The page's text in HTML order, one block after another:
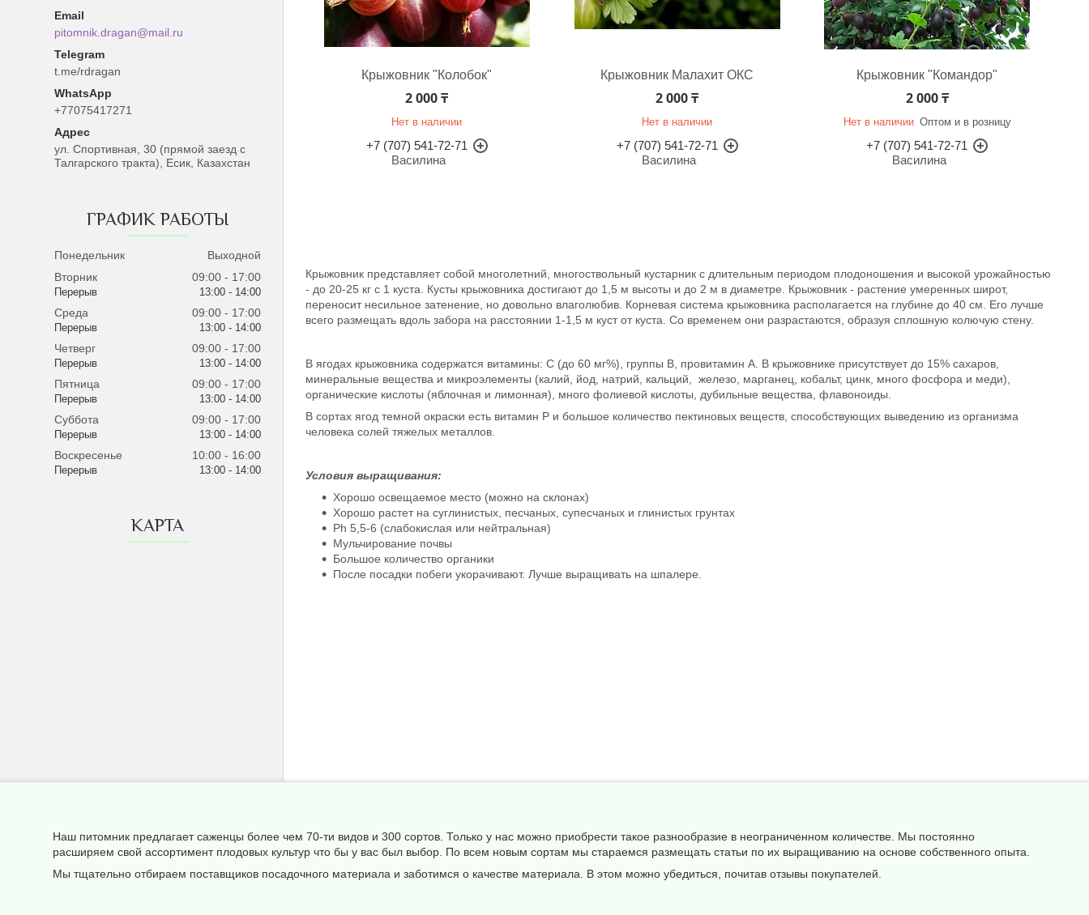
pitomnik.dragan@mail.ru
t.me/rdragan
+77075417271
ул. Спортивная, 30 (прямой заезд с
Талгарского тракта), Есик, Казахстан
ГРАФИК РАБОТЫ
Понедельник
Выходной
Вторник
09:00 17:00
13:00 14:00
Среда 09:00 17:00
13:00 14:00
Четверг 09:00 17:00
13:00 14:00
Пятница 09:00 17:00
13:00 14:00
Суббота 09:00 17:00
13:00 14:00
Воскресенье 10:00 16:00
13:00 14:00
КАРТА
Крыжовник "Колобок"
2 000 ₸
Нет в наличии
+7 (707) 541-72-71
Василина
Крыжовник Малахит ОКС
2 000 ₸
Нет в наличии
+7 (707) 541-72-71
Василина
Крыжовник "Командор"
2 000 ₸
Нет в наличии Оптом и в розницу
+7 (707) 541-72-71
Василина
Крыжовник представляет собой многолетний, многоствольный кустарник с длительным периодом плодоношения и высокой урожайностью
- до 20-25 кг с 1 куста. Кусты крыжовника достигают до 1,5 м высоты и до 2 м в диаметре. Крыжовник - растение умеренных широт,
переносит несильное затенение, но довольно влаголюбив. Корневая система крыжовника располагается на глубине до 40 см. Его лучше
всего размещать вдоль забора на расстоянии 1-1,5 м куст от куста. Со временем они разрастаются, образуя сплошную колючую стену.
В ягодах крыжовника содержатся витамины: С (до 60 мг%), группы В, провитамин А. В крыжовнике присутствует до 15% сахаров,
минеральные вещества и микроэлементы (калий, йод, натрий, кальций, железо, марганец, кобальт, цинк, много фосфора и меди),
органические кислоты (яблочная и лимонная), много фолиевой кислоты, дубильные вещества, флавоноиды.
В сортах ягод темной окраски есть витамин Р и большое количество пектиновых веществ, способствующих выведению из организма
человека солей тяжелых металлов.
Условия выращивания:
Хорошо освещаемое место (можно на склонах)
Хорошо растет на суглинистых, песчаных, супесчаных и глинистых грунтах
Ph 5,5-6 (слабокислая или нейтральная)
Мульчирование почвы
Большое количество органики
После посадки побеги укорачивают. Лучше выращивать на шпалере.
Наш питомник предлагает саженцы более чем 70-ти видов и 300 сортов. Только у нас можно приобрести такое разнообразие в неограниченном количестве. Мы постоянно
расширяем свой ассортимент плодовых культур что бы у вас был выбор. По всем новым сортам мы стараемся размещать статьи по их выращиванию на основе собственного опыта.
Мы тщательно отбираем поставщиков посадочного материала и заботимся о качестве материала. В этом можно убедиться, почитав отзывы покупателей.